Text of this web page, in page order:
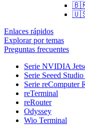
Enlaces rápidos
Explorar por temas
Preguntas frecuentes
Serie NVIDIA
Serie Seeed
Serie reComputer
reTerminal
reRouter
Odyssey
Wio Terminal